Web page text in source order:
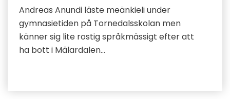
Andreas Anundi läste meänkieli under
gymnasietiden på Tornedalsskolan men
känner sig lite rostig språkmässigt efter att
ha bott i Mälardalen…